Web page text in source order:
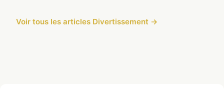
Voir tous les articles Divertissement →